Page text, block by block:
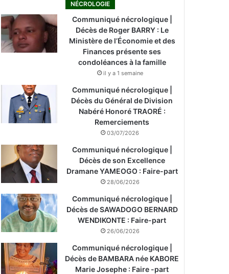
NÉCROLOGIE
Communiqué nécrologique |
Décès de Roger BARRY : Le
Ministère de l’Économie et des
Finances présente ses
condoléances à la famille
il y a 1 semaine
Communiqué nécrologique |
Décès du Général de Division
Nabéré Honoré TRAORÉ :
Remerciements
03/07/2026
Communiqué nécrologique |
Décès de son Excellence
Dramane YAMEOGO : Faire-part
28/06/2026
Communiqué nécrologique |
Décès de SAWADOGO BERNARD
WENDIKONTE : Faire-part
26/06/2026
Communiqué nécrologique |
Décès de BAMBARA née KABORE
Marie Josephe : Faire -part